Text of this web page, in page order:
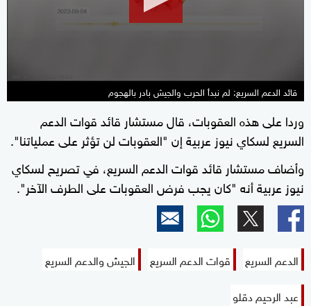
قائد الدعم السريع: لم نبدأ الحرب والجيش بادر بالهجوم
وردا على هذه العقوبات، قال مستشار قائد قوات الدعم
السريع لسكاي نيوز عربية إن "العقوبات لن تؤثر على عملياتنا".
وأضاف مستشار قائد قوات الدعم السريع، في تصريح لسكاي
نيوز عربية أنه "كان يجب فرض العقوبات على الطرف الآخر".
الدعم السريع قوات الدعم السريع
الجيش والدعم السريع
عبد الرحيم دقلو